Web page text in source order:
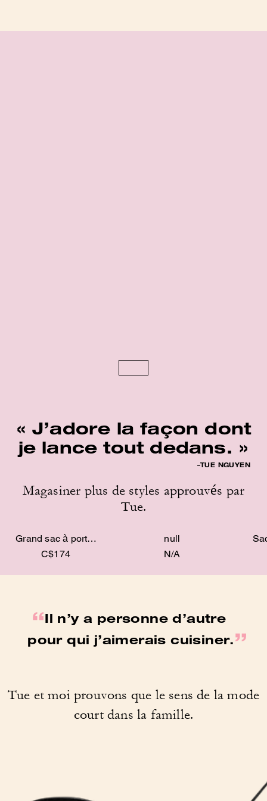
« J’adore la façon dont
je lance tout dedans. »
–TUE NGUYEN
Magasiner plus de styles approuvés par
Tue.
Grand sac à porté-
épaule Laurel
C$174
null
N/A
“Il n’y a personne d’autre
pour qui j’aimerais cuisiner.”
Tue et moi prouvons que le sens de la mode
court dans la famille.